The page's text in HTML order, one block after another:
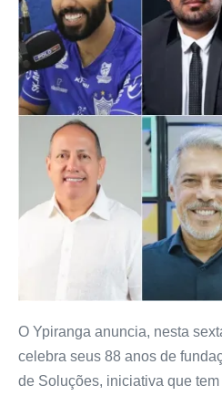
O Ypiranga anuncia, nesta
celebra seus 88 anos de
de Soluções, iniciativa que